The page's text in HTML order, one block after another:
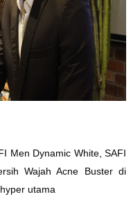
Men Dynamic White, SAFI
Wajah Acne Buster di
utama